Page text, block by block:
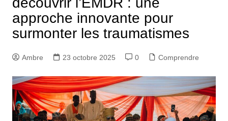
approche innovante pour
surmonter les traumatismes
Ambre 23 octobre 2025 0 Comprendre